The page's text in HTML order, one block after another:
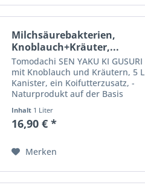
Milchsäurebakterien,
Knoblauch+Kräuter,...
Tomodachi SEN YAKU KI GUSURI
mit Knoblauch und Kräutern, 5 L
Kanister, ein Koifutterzusatz, -
Naturprodukt auf der Basis
enzymatisch gesteuerter
heterofermentativer
Bakterienkulturen,
Knoblauch und...
Inhalt 1 Liter
16,90 € *
Merken